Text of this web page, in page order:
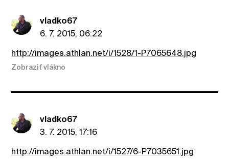
vladko67
6. 7. 2015, 06:22
http://images.athlan.net/i/1528/1-P7065648.jpg
Zobraziť vlákno
vladko67
3. 7. 2015, 17:16
http://images.athlan.net/i/1527/6-P7035651.jpg